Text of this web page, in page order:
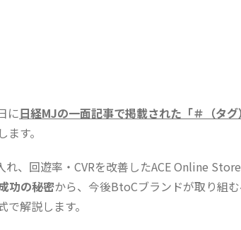
に日経MJの一面記事で掲載された「＃（タ
す。
れ、回遊率・CVRを改善したACE Online
功の秘密から、今後BtoCブランドが取り組
で解説します。